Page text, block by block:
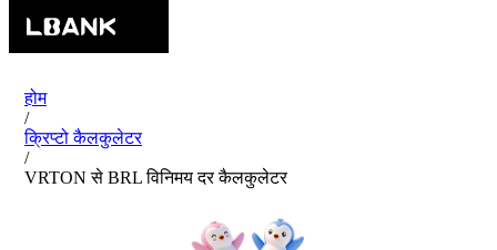
होम
/
क्रिप्टो कैलकुलेटर
/
VRTON से BRL विनिमय दर कैलकुलेटर